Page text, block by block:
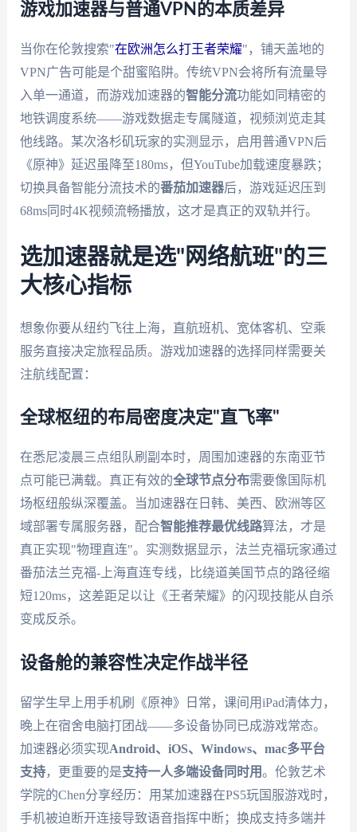
游戏加速器与普通VPN的本质差异
当你在伦敦搜索"在欧洲怎么打王者荣耀"，铺天盖地的
VPN广告可能是个甜蜜陷阱。传统VPN会将所有流量导
入单一通道，而游戏加速器的智能分流功能如同精密的
地铁调度系统——游戏数据走专属隧道，视频浏览走其
他线路。某次洛杉矶玩家的实测显示，启用普通VPN后
《原神》延迟虽降至180ms，但YouTube加载速度暴跌；
切换具备智能分流技术的番茄加速器后，游戏延迟压到
68ms同时4K视频流畅播放，这才是真正的双轨并行。
选加速器就是选"网络航班"的三
大核心指标
想象你要从纽约飞往上海，直航班机、宽体客机、空乘
服务直接决定旅程品质。游戏加速器的选择同样需要关
注航线配置：
全球枢纽的布局密度决定"直飞率"
在悉尼凌晨三点组队刷副本时，周围加速器的东南亚节
点可能已满载。真正有效的全球节点分布需要像国际机
场枢纽般纵深覆盖。当加速器在日韩、美西、欧洲等区
域部署专属服务器，配合智能推荐最优线路算法，才是
真正实现"物理直连"。实测数据显示，法兰克福玩家通过
番茄法兰克福-上海直连专线，比绕道美国节点的路径缩
短120ms，这差距足以让《王者荣耀》的闪现技能从自杀
变成反杀。
设备舱的兼容性决定作战半径
留学生早上用手机刷《原神》日常，课间用iPad清体力，
晚上在宿舍电脑打团战——多设备协同已成游戏常态。
加速器必须实现Android、iOS、Windows、mac多平台
支持，更重要的是支持一人多端设备同时用。伦敦艺术
学院的Chen分享经历：用某加速器在PS5玩国服游戏时，
手机被迫断开连接导致语音指挥中断；换成支持多端并